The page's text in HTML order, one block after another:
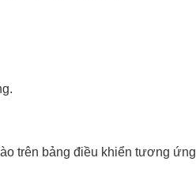
trên bảng điều khiển tương ứng